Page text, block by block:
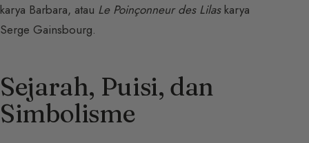
karya Barbara, atau Le Poinçonneur des Lilaskarya
Serge Gainsbourg.
Sejarah, Puisi, dan
Simbolisme